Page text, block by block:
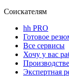
Соискателям
hh PRO
Готовое
Все сервисы
Хочу у вас
Экспертная